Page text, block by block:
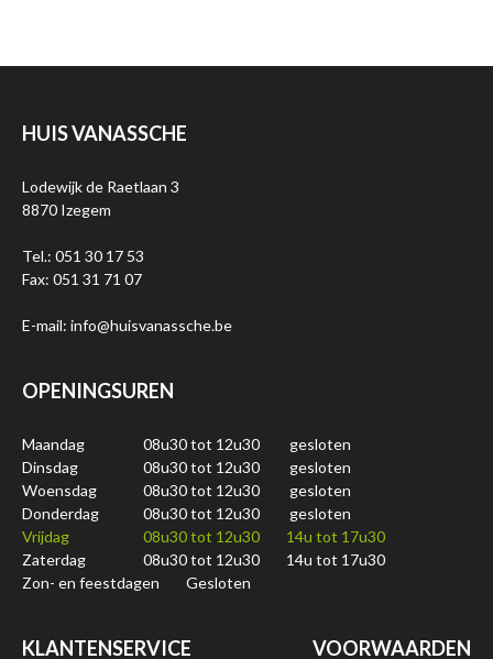
HUIS VANASSCHE
Lodewijk de Raetlaan 3
8870 Izegem
Tel.: 051 30 17 53
Fax: 051 31 71 07
E-mail: info@huisvanassche.be
OPENINGSUREN
Maandag 08u30 tot 12u30
gesloten
Dinsdag
08u30 tot 12u30
gesloten
Woensdag
08u30 tot 12u30
gesloten
Donderdag
08u30 tot 12u30
gesloten
Vrijdag
08u30 tot 12u30
14u tot 17u30
Zaterdag
08u30 tot 12u30
14u tot 17u30
Zon- en feestdagen
Gesloten
KLANTENSERVICE VOORWAARDEN